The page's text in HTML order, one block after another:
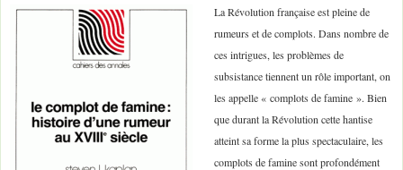
La Révolution française est pleine de
rumeurs et de complots. Dans nombre de
ces intrigues, les problèmes de
subsistance tiennent un rôle important, on
les appelle « complots de famine ». Bien
que durant la Révolution cette hantise
atteint sa forme la plus spectaculaire, les
complots de famine sont profondément